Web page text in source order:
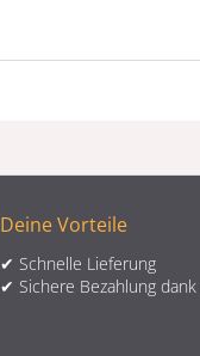
Deine Vorteile
✔ Schnelle Lieferung
✔ Sichere Bezahlung